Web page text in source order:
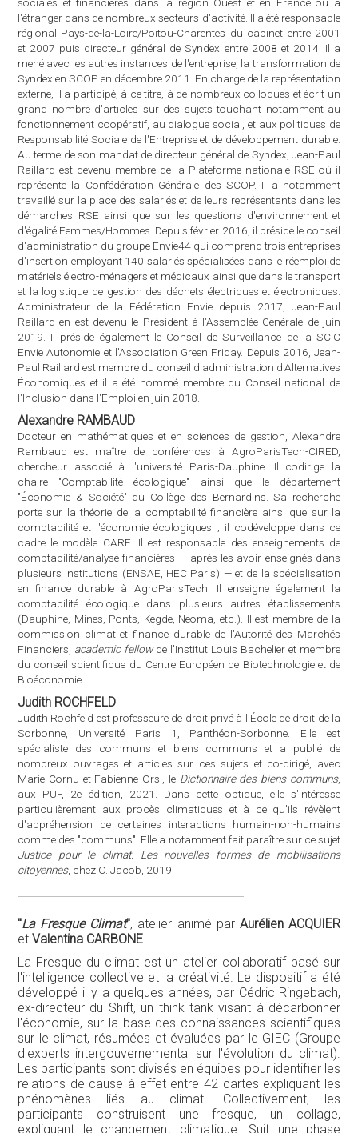
démarches RSE ainsi que sur les questions d'environnement et
d'égalité Femmes/Hommes. Depuis février 2016, il préside le conseil
d'administration du groupe Envie44 qui comprend trois entreprises
d'insertion employant 140 salariés spécialisées dans le réemploi de
matériels électro-ménagers et médicaux ainsi que dans le transport
et la logistique de gestion des déchets électriques et électroniques.
Administrateur de la Fédération Envie depuis 2017, Jean-Paul
Raillard en est devenu le Président à l'Assemblée Générale de juin
2019. Il préside également le Conseil de Surveillance de la SCIC
Envie Autonomie et l'Association Green Friday. Depuis 2016, Jean-
Paul Raillard est membre du conseil d'administration d'Alternatives
Économiques et il a été nommé membre du Conseil national de
l'Inclusion dans l'Emploi en juin 2018.
Alexandre RAMBAUD
Docteur en mathématiques et en sciences de gestion, Alexandre
Rambaud est maître de conférences à AgroParisTech-CIRED,
chercheur associé à l'université Paris-Dauphine. Il codirige la
chaire "Comptabilité écologique" ainsi que le département
"Économie & Société" du Collège des Bernardins. Sa recherche
porte sur la théorie de la comptabilité financière ainsi que sur la
comptabilité et l'économie écologiques ; il codéveloppe dans ce
cadre le modèle CARE. Il est responsable des enseignements de
comptabilité/analyse financières — après les avoir enseignés dans
plusieurs institutions (ENSAE, HEC Paris) — et de la spécialisation
en finance durable à AgroParisTech. Il enseigne également la
comptabilité écologique dans plusieurs autres établissements
(Dauphine, Mines, Ponts, Kegde, Neoma, etc.). Il est membre de la
commission climat et finance durable de l'Autorité des Marchés
Financiers, academic fellow de l'Institut Louis Bachelier et membre
du conseil scientifique du Centre Européen de Biotechnologie et de
Bioéconomie.
Judith ROCHFELD
Judith Rochfeld est professeure de droit privé à l'École de droit de la
Sorbonne, Université Paris 1, Panthéon-Sorbonne. Elle est
spécialiste des communs et biens communs et a publié de
nombreux ouvrages et articles sur ces sujets et co-dirigé, avec
Marie Cornu et Fabienne Orsi, leDictionnaire des biens communs,
aux PUF, 2e édition, 2021. Dans cette optique, elle s'intéresse
particulièrement aux procès climatiques et à ce qu'ils révèlent
d'appréhension de certaines interactions humain-non-humains
comme des "communs". Elle a notamment fait paraître sur ce sujet
Justice pour le climat. Les nouvelles formes de mobilisations
citoyennes , chez O. Jacob, 2019.
"La Fresque Climat", atelier animé parAurélien ACQUIER
etValentina CARBONE
La Fresque du climat est un atelier collaboratif basé sur
l'intelligence collective et la créativité. Le dispositif a été
développé il y a quelques années, par Cédric Ringebach,
ex-directeur du Shift, un think tank visant à décarbonner
l'économie, sur la base des connaissances scientifiques
sur le climat, résumées et évaluées par le GIEC (Groupe
d'experts intergouvernemental sur l'évolution du climat).
Les participants sont divisés en équipes pour identifier les
phénomènes liés au climat. Collectivement, les
expliquant le changement climatique. Suit une phase
d'appropriation où chaque table donne du sens à sa
propre fresque et en personnalise les principaux
messages. L'échange final déclenche une discussion
collective sur le changement climatique et ses impacts
sur nos comportements collectifs et individuels. Les
solutions et les transitions nécessaires au niveau
personnel, économique et politique seront discutées.
Visites et rencontres d'associations et d'entreprises
locales engagées dans l'économie circulaire
Haiecobois Saint Martin de Bonfossé